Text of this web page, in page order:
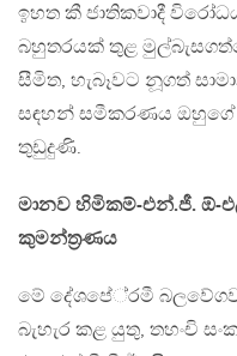
ඉහත කී ජාතිකවාදී
බහුතරයක් තුළ
සීමිත, හැබෑවට නූගත්
සඳහන් සමීකරණය ඔහුගේ
තුඩුදුණි.
මානව හිමිකම්-එන්.ජී. ඕ-
කුමන්ත‍්‍රණය
මේ දේශපේ‍්‍රමී
බැහැර කළ යුතු, තහංචි